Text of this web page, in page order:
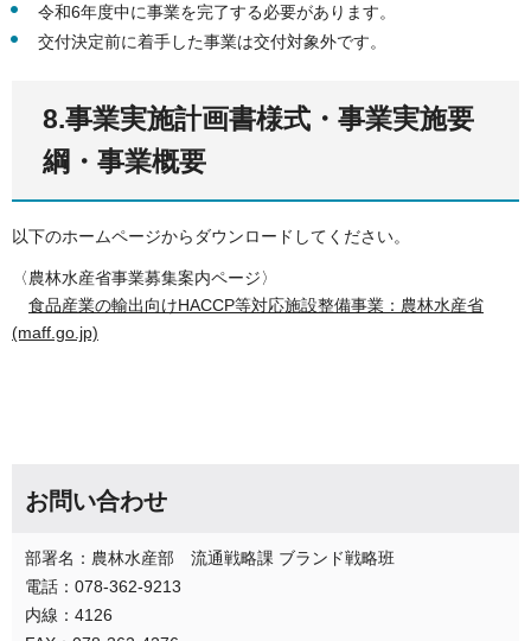
令和6年度中に事業を完了する必要があります。
交付決定前に着手した事業は交付対象外です。
8.事業実施計画書様式・事業実施要
綱・事業概要
以下のホームページからダウンロードしてください。
〈農林水産省事業募集案内ページ〉
食品産業の輸出向けHACCP等対応施設整備事業：農林水産省
(maff.go.jp)
お問い合わせ
部署名：農林水産部 流通戦略課 ブランド戦略班
電話：078-362-9213
内線：4126